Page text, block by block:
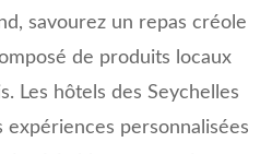
savourez un repas créole
de produits locaux
Les hôtels des Seychelles
personnalisées